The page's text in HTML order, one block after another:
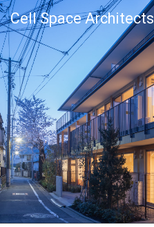
Cell Space Architects